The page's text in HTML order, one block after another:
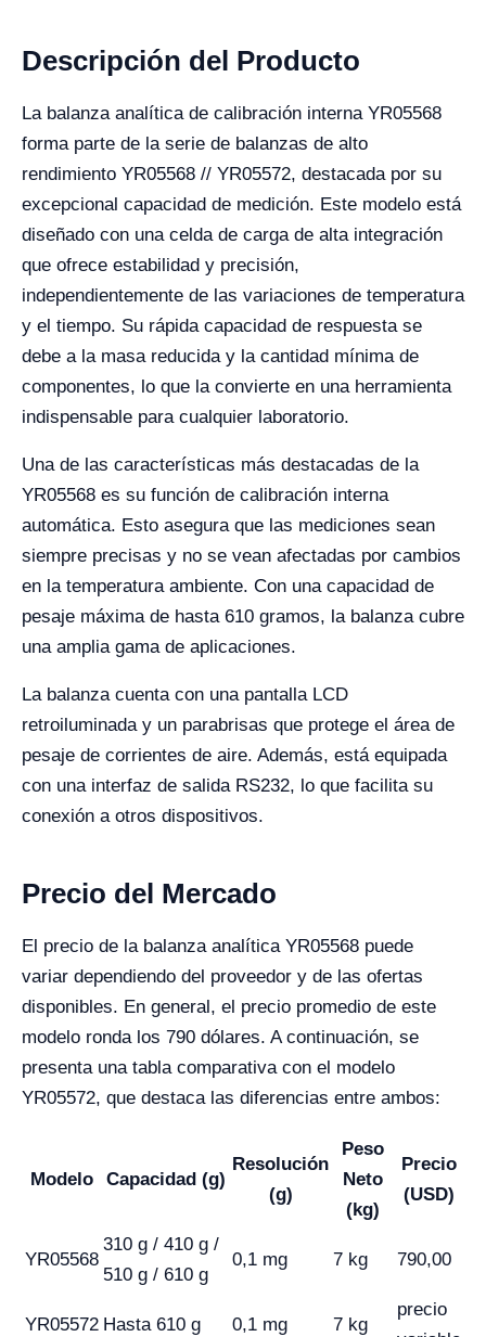
Descripción del Producto
La balanza analítica de calibración interna YR05568
forma parte de la serie de balanzas de alto
rendimiento YR05568 // YR05572, destacada por su
excepcional capacidad de medición. Este modelo está
diseñado con una celda de carga de alta integración
que ofrece estabilidad y precisión,
independientemente de las variaciones de temperatura
y el tiempo. Su rápida capacidad de respuesta se
debe a la masa reducida y la cantidad mínima de
componentes, lo que la convierte en una herramienta
indispensable para cualquier laboratorio.
Una de las características más destacadas de la
YR05568 es su función de calibración interna
automática. Esto asegura que las mediciones sean
siempre precisas y no se vean afectadas por cambios
en la temperatura ambiente. Con una capacidad de
pesaje máxima de hasta 610 gramos, la balanza cubre
una amplia gama de aplicaciones.
La balanza cuenta con una pantalla LCD
retroiluminada y un parabrisas que protege el área de
pesaje de corrientes de aire. Además, está equipada
con una interfaz de salida RS232, lo que facilita su
conexión a otros dispositivos.
Precio del Mercado
El precio de la balanza analítica YR05568 puede
variar dependiendo del proveedor y de las ofertas
disponibles. En general, el precio promedio de este
modelo ronda los 790 dólares. A continuación, se
presenta una tabla comparativa con el modelo
YR05572, que destaca las diferencias entre ambos:
Modelo Capacidad (g)
Resolución
(g)
Peso
Neto
(kg)
Precio
(USD)
YR05568
310 g / 410 g /
510 g / 610 g
0,1 mg 7 kg 790,00
YR05572 Hasta 610 g 0,1 mg 7 kg
precio